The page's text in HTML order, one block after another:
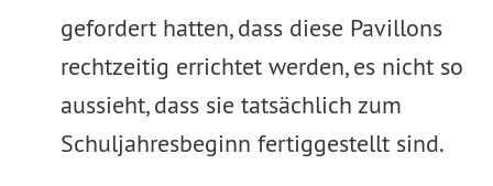
gefordert hatten, dass diese Pavillons
rechtzeitig errichtet werden, es nicht so
aussieht, dass sie tatsächlich zum
Schuljahresbeginn fertiggestellt sind.